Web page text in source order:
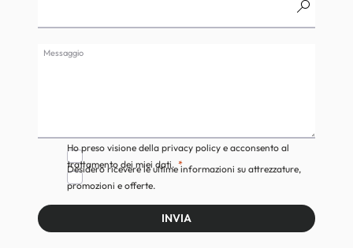
Messaggio
Ho preso visione della privacy policy e acconsento al
trattamento dei miei dati.
Desidero ricevere le ultime informazioni su attrezzature,
promozioni e offerte.
INVIA